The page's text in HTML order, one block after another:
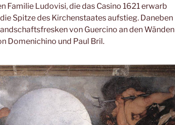
Familie Ludovisi, die das Casino 1621 erwarb
Spitze des Kirchenstaates aufstieg. Daneben
von Guercino an den Wänden
Domenichino und Paul Bril.